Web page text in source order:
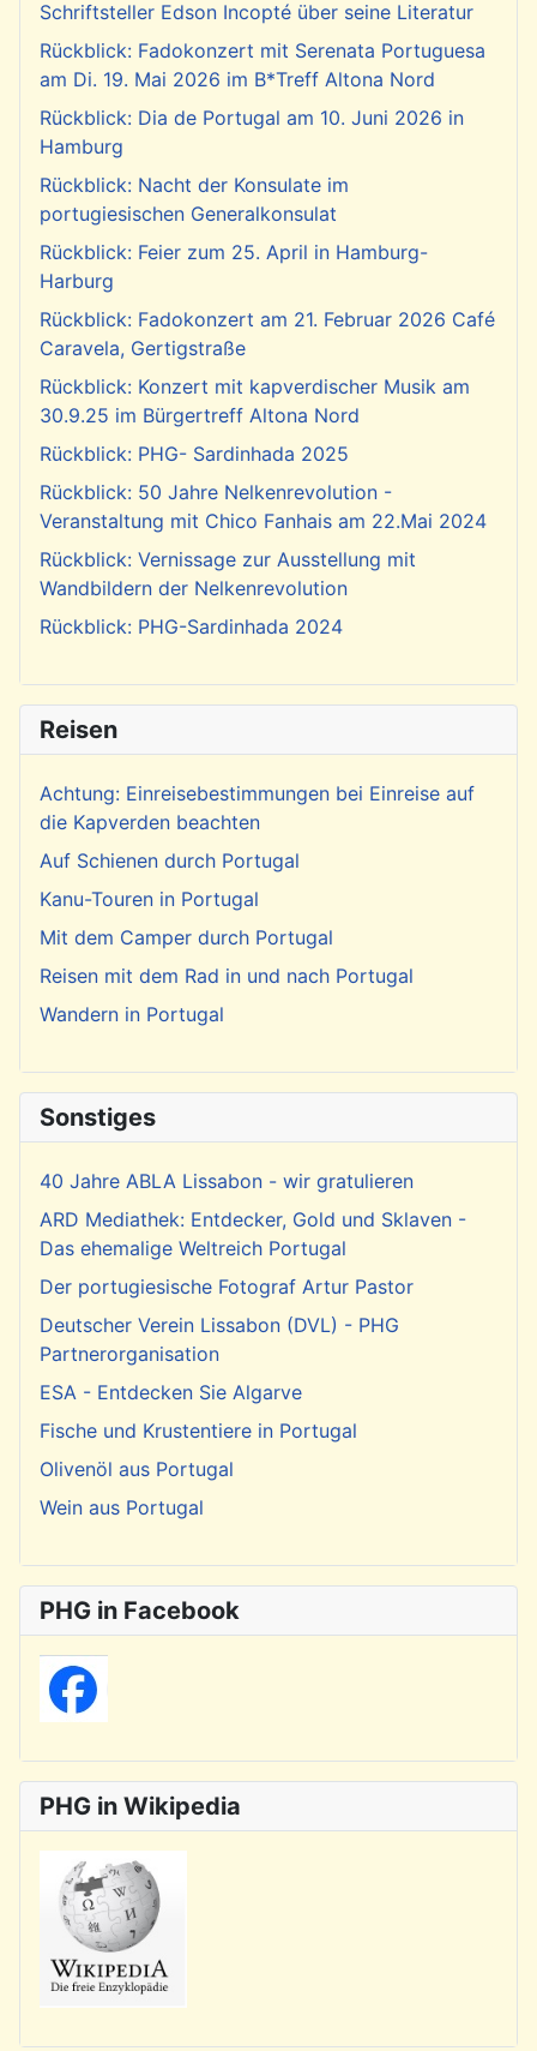
Schriftsteller Edson Incopté über seine Literatur
Rückblick: Fadokonzert mit Serenata Portuguesa
am Di. 19. Mai 2026 im B*Treff Altona Nord
Rückblick: Dia de Portugal am 10. Juni 2026 in
Hamburg
Rückblick: Nacht der Konsulate im
portugiesischen Generalkonsulat
Rückblick: Feier zum 25. April in Hamburg-
Harburg
Rückblick: Fadokonzert am 21. Februar 2026 Café
Caravela, Gertigstraße
Rückblick: Konzert mit kapverdischer Musik am
30.9.25 im Bürgertreff Altona Nord
Rückblick: PHG- Sardinhada 2025
Rückblick: 50 Jahre Nelkenrevolution -
Veranstaltung mit Chico Fanhais am 22.Mai 2024
Rückblick: Vernissage zur Ausstellung mit
Wandbildern der Nelkenrevolution
Rückblick: PHG-Sardinhada 2024
Reisen
Achtung: Einreisebestimmungen bei Einreise auf
die Kapverden beachten
Auf Schienen durch Portugal
Kanu-Touren in Portugal
Mit dem Camper durch Portugal
Reisen mit dem Rad in und nach Portugal
Wandern in Portugal
Sonstiges
40 Jahre ABLA Lissabon - wir gratulieren
ARD Mediathek: Entdecker, Gold und Sklaven -
Das ehemalige Weltreich Portugal
Der portugiesische Fotograf Artur Pastor
Deutscher Verein Lissabon (DVL) - PHG
Partnerorganisation
ESA - Entdecken Sie Algarve
Fische und Krustentiere in Portugal
Olivenöl aus Portugal
Wein aus Portugal
PHG in Facebook
PHG in Wikipedia